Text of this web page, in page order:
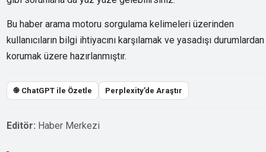
Bu haber arama motoru sorgulama kelimeleri üzerinden
kullanıcıların bilgi ihtiyacını karşılamak ve yasadışı durumlardan
korumak üzere hazırlanmıştır.
֎ ChatGPT ile Özetle Perplexity’de Araştır
Editör: Haber Merkezi